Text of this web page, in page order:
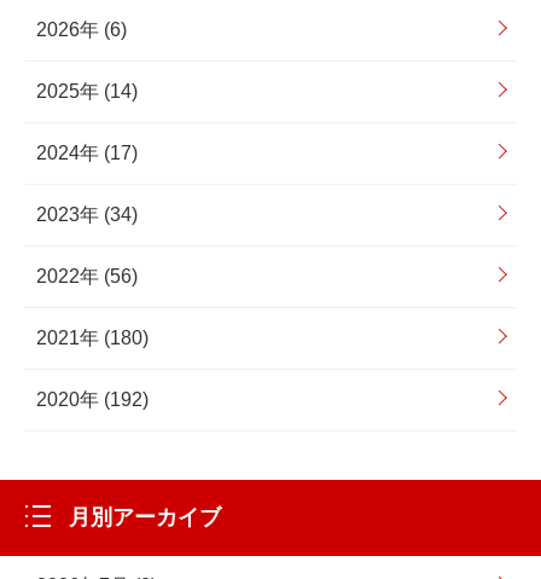
2026年 (6)
2025年 (14)
2024年 (17)
2023年 (34)
2022年 (56)
2021年 (180)
2020年 (192)
月別アーカイブ